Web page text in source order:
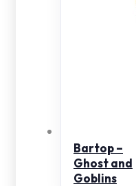
Bartop –
Ghost and
Goblins